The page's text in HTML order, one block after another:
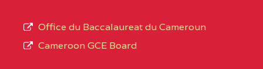
Office du Baccalaureat du Cameroun
Cameroon GCE Board